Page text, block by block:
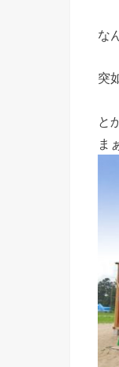
な
突
と
ま